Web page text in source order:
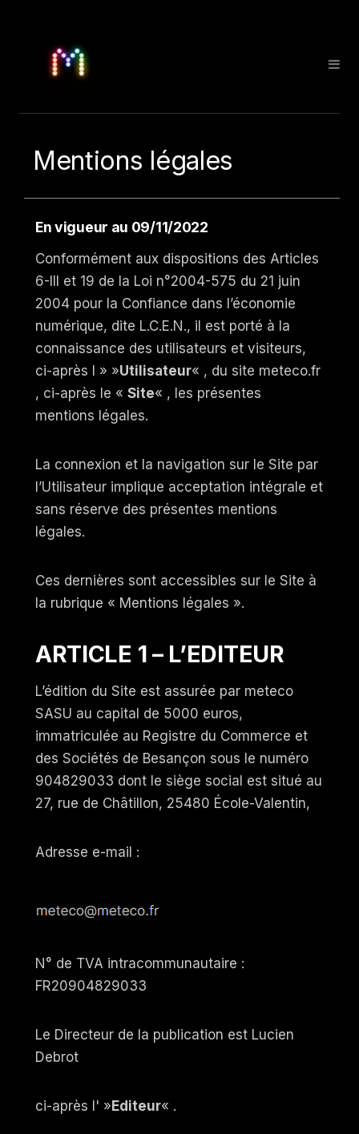
Mentions légales
En vigueur au 09/11/2022
Conformément aux dispositions des Articles
6-III et 19 de la Loi n°2004-575 du 21 juin
2004 pour la Confiance dans l’économie
numérique, dite L.C.E.N., il est porté à la
connaissance des utilisateurs et visiteurs,
ci-après l » »Utilisateur« , du site meteco.fr
, ci-après le « Site« , les présentes
mentions légales.
La connexion et la navigation sur le Site par
l’Utilisateur implique acceptation intégrale et
sans réserve des présentes mentions
légales.
Ces dernières sont accessibles sur le Site à
la rubrique « Mentions légales ».
ARTICLE 1 – L’EDITEUR
L’édition du Site est assurée par meteco
SASU au capital de 5000 euros,
immatriculée au Registre du Commerce et
des Sociétés de Besançon sous le numéro
904829033 dont le siège social est situé au
27, rue de Châtillon, 25480 École-Valentin,
Adresse e-mail :
N° de TVA intracommunautaire :
FR20904829033
Le Directeur de la publication est Lucien
Debrot
ci-après l' » Editeur« .